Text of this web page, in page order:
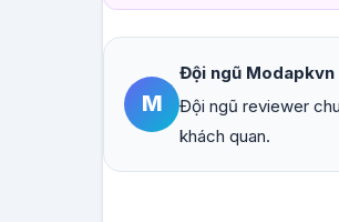
M
Đội ngũ Modapkvn
Đội ngũ reviewer
khách quan.